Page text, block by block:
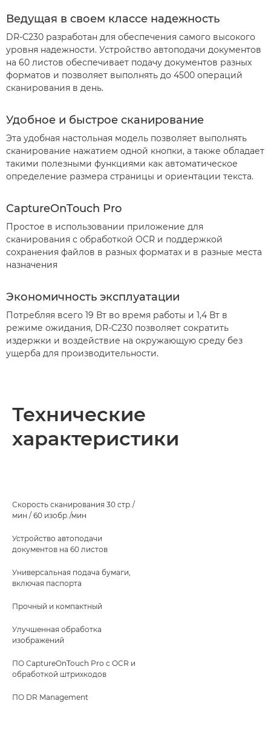
Ведущая в своем классе надежность
DR-C230 разработан для обеспечения самого высокого
уровня надежности. Устройство автоподачи документов
на 60 листов обеспечивает подачу документов разных
форматов и позволяет выполнять до 4500 операций
сканирования в день.
Удобное и быстрое сканирование
Эта удобная настольная модель позволяет выполнять
сканирование нажатием одной кнопки, а также обладает
такими полезными функциями как автоматическое
определение размера страницы и ориентации текста.
CaptureOnTouch Pro
Простое в использовании приложение для
сканирования с обработкой OCR и поддержкой
сохранения файлов в разных форматах и в разные места
назначения
Экономичность эксплуатации
Потребляя всего 19 Вт во время работы и 1,4 Вт в
режиме ожидания, DR-C230 позволяет сократить
издержки и воздействие на окружающую среду без
ущерба для производительности.
Технические
характеристики
Скорость сканирования 30 стр./
мин / 60 изобр./мин
Устройство автоподачи
документов на 60 листов
Универсальная подача бумаги,
включая паспорта
Прочный и компактный
Улучшенная обработка
изображений
ПО CaptureOnTouch Pro с OCR и
обработкой штрихкодов
ПО DR Management